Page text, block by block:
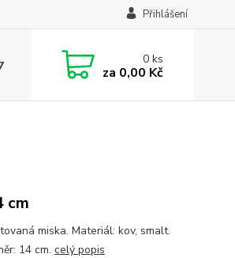
Přihlášení
0ks
za 0,00 Kč
cm
miska. Materiál: kov, smalt.
14 cm. celý popis